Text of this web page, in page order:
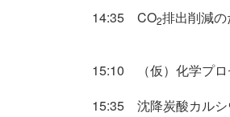
14:35 CO2排出削減
15:10 （仮）化学プロ
15:35 沈降炭酸カルシ